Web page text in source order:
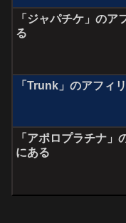
「ジャパチケ」の
る
「Trunk」のアフィ
「アポロプラチナ
にある